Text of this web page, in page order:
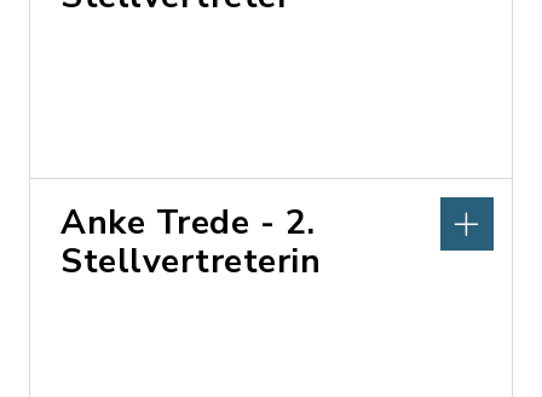
Anke Trede - 2.
Stellvertreterin